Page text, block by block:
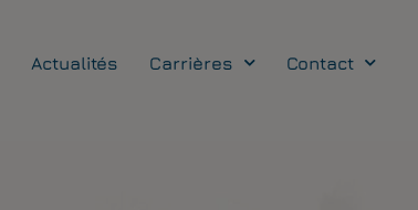
Actualités Carrières Contact